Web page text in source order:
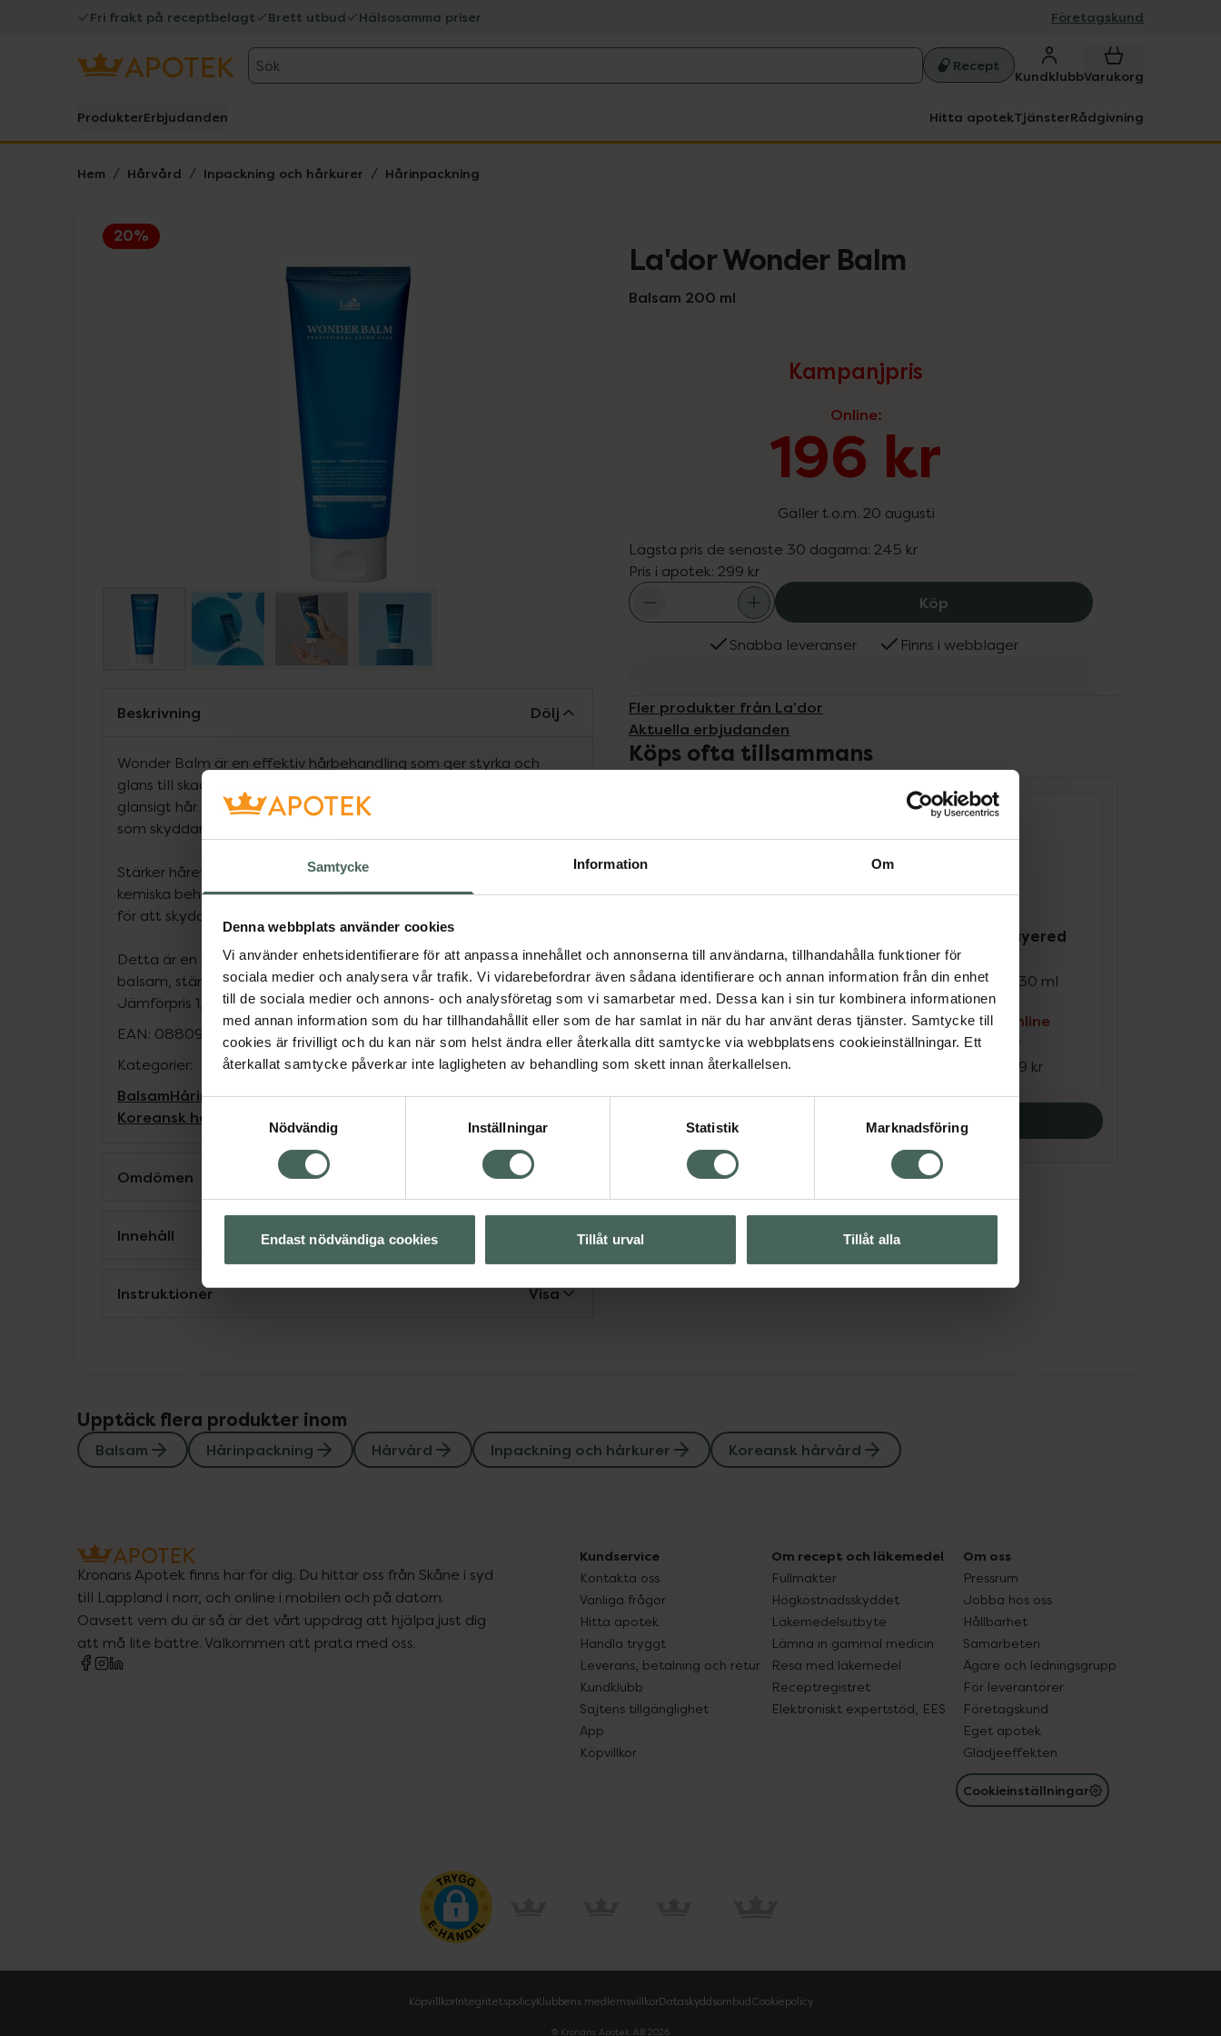
Samtycke Information Om
Denna webbplats använder cookies
Vi använder enhetsidentifierare för att anpassa innehållet och annonserna till användarna, tillhandahålla funktioner för
sociala medier och analysera vår trafik. Vi vidarebefordrar även sådana identifierare och annan information från din enhet
till de sociala medier och annons- och analysföretag som vi samarbetar med. Dessa kan i sin tur kombinera informationen
med annan information som du har tillhandahållit eller som de har samlat in när du har använt deras tjänster. Samtycke till
cookies är frivilligt och du kan när som helst ändra eller återkalla ditt samtycke via webbplatsens cookieinställningar. Ett
återkallat samtycke påverkar inte lagligheten av behandling som skett innan återkallelsen.
Samtyckesval
Nödvändig
Inställningar Statistik Marknadsföring
Endast nödvändiga cookies Tillåt urval Tillåt alla
Fri frakt på receptbelagt Brett utbud Hälsosamma priser Företagskund
Sök Recept
KundklubbVarukorg
ProdukterErbjudanden Hitta apotekTjänsterRådgivning
Hem Hårvård Inpackning och hårkurer Hårinpackning
20%
Lista: . Innehåller 4 objekt.
La'dor Wonder Balm
Balsam 200 ml
Kampanjpris
Online:
196 kr
Gäller t.o.m. 20 augusti
Lägsta pris de senaste 30 dagarna: 245 kr
Pris i apotek: 299 kr
Köp La'dor Wonder Balm, 196 kr.
Snabba leveranser Finns i webblager
Fler produkter från La'dor
Aktuella erbjudanden
Köps ofta tillsammans
La'dor Wonder Balm
Balsam 200 ml
Kampanjpris online
196 kr
Tidigare pris: 245 kr
La'dor Keratin Layered
Mist
Oljemist för håret 130 ml
Kampanjpris online
103,20 kr
129 kr
Köp båda för:
299,20 kr Köp båda
Beskrivning Dölj
Wonder Balm är en effektiv hårbehandling som ger styrka och
glans till skadat hår. Motverkar frissighet och ger mjukt, starkt och
glansigt hår. Innehåller protein från silke och 20 olika aminosyror
som skyddar både håret och skalpen.
Stärker håret under och efter användning. Använd med fördel före
kemiska behandlingar som tex. permanent, färgning och blekning,
för att skydda och återfukta håret.
Detta är en multifunktionell produkt som kan användas både som
balsam, stärkande hårinpackning eller som en leave-in produkt.
Jämförpris 1,50 kr /ml
EAN: 08809181937615
Kategorier:
BalsamHårinpackningHårvårdInpackning och hårkurer
Koreansk hårvård
Omdömen Visa
Innehåll
Instruktioner Visa
Upptäck flera produkter inom
Balsam Hårinpackning Hårvård Inpackning och hårkurer Koreansk hårvård
Kronans Apotek finns här för dig. Du hittar oss från Skåne i syd
till Lappland i norr, och online i mobilen och på datorn.
Oavsett vem du är så är det vårt uppdrag att hjälpa just dig
att må lite bättre. Välkommen att prata med oss.
Kundservice
Kontakta oss
Vanliga frågor
Hitta apotek
Handla tryggt
Leverans, betalning och retur
Kundklubb
Sajtens tillgänglighet
App
Köpvillkor
Om recept och läkemedel
Fullmakter
Högkostnadsskyddet
Läkemedelsutbyte
Lämna in gammal medicin
Resa med läkemedel
Receptregistret
Elektroniskt expertstöd, EES
Om oss
Pressrum
Jobba hos oss
Hållbarhet
Samarbeten
Ägare och ledningsgrupp
För leverantörer
Företagskund
Eget apotek
Glädjeeffekten
Cookieinställningar
KöpvillkorIntegritetspolicyKlubbens medlemsvillkorDataskyddsombudCookiepolicy
© Kronans Apotek AB 2026